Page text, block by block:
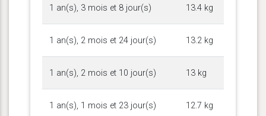
1 an(s), 3 mois et 8 jour(s) 13.4 kg
1 an(s), 2 mois et 24 jour(s) 13.2 kg
1 an(s), 2 mois et 10 jour(s) 13 kg
1 an(s), 1 mois et 23 jour(s) 12.7 kg